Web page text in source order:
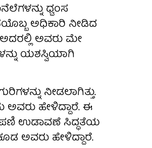
ಧ್ವಂಸ
ಅಧಿಕಾರಿ ನೀಡಿದ
ಅವರು ಮೇ
ಯಶಸ್ವಿಯಾಗಿ
ನೀಡಲಾಗಿತ್ತು.
ಅವರು ಹೇಳಿದ್ದಾರೆ. ಈ
ಉಡಾವಣೆ ಸಿದ್ಧತೆಯ
ಅವರು ಹೇಳಿದ್ದಾರೆ.